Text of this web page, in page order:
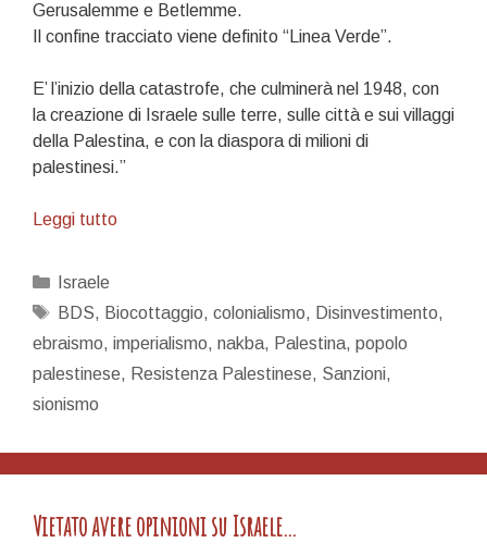
Gerusalemme e Betlemme.
Il confine tracciato viene definito “Linea Verde”.
E’ l’inizio della catastrofe, che culminerà nel 1948, con
la creazione di Israele sulle terre, sulle città e sui villaggi
della Palestina, e con la diaspora di milioni di
palestinesi.”
Leggi tutto29
Popolo
Palestinese
Categorie
Israele
Tag
BDS, Biocottaggio, colonialismo, Disinvestimento,
ebraismo, imperialismo, nakba, Palestina, popolo
palestinese, Resistenza Palestinese, Sanzioni,
sionismo
Vietato avere opinioni su Israele…